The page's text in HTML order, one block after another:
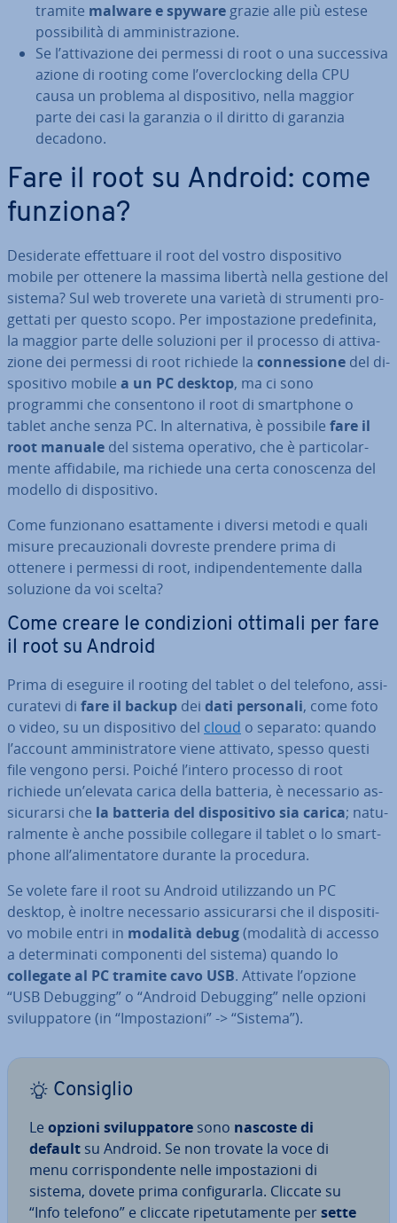
tramite malware e spyware grazie alle più estese
pos­si­bi­li­tà di am­mi­ni­stra­zio­ne.
Se l’at­ti­va­zio­ne dei permessi di root o una suc­ces­si­va
azione di rooting come l’over­cloc­king della CPU
causa un problema al di­spo­si­ti­vo, nella maggior
parte dei casi la garanzia o il diritto di garanzia
decadono.
Fare il root su Android: come
funziona?
De­si­de­ra­te ef­fet­tua­re il root del vostro di­spo­si­ti­vo
mobile per ottenere la massima libertà nella gestione del
sistema? Sul web troverete una varietà di strumenti pro­
get­ta­ti per questo scopo. Per im­po­sta­zio­ne pre­de­fi­ni­ta,
la maggior parte delle soluzioni per il processo di at­ti­va­
zio­ne dei permessi di root richiede la con­nes­sio­ne del di­
spo­si­ti­vo mobile a un PC desktop, ma ci sono
programmi che con­sen­to­no il root di smart­pho­ne o
tablet anche senza PC. In al­ter­na­ti­va, è possibile fare il
root manuale del sistema operativo, che è par­ti­co­lar­
men­te af­fi­da­bi­le, ma richiede una certa co­no­scen­za del
modello di di­spo­si­ti­vo.
Come fun­zio­na­no esat­ta­men­te i diversi metodi e quali
misure pre­cau­zio­na­li dovreste prendere prima di
ottenere i permessi di root, in­di­pen­den­te­men­te dalla
soluzione da voi scelta?
Come creare le con­di­zio­ni ottimali per fare
il root su Android
Prima di eseguire il rooting del tablet o del telefono, as­si­
cu­ra­te­vi di fare il backup dei dati personali, come foto
o video, su un di­spo­si­ti­vo del cloud o separato: quando
l’account am­mi­ni­stra­to­re viene attivato, spesso questi
file vengono persi. Poiché l’intero processo di root
richiede un’elevata carica della batteria, è ne­ces­sa­rio as­
si­cu­rar­si che la batteria del di­spo­si­ti­vo sia carica; na­tu­
ral­men­te è anche possibile collegare il tablet o lo smart­
pho­ne all’ali­men­ta­to­re durante la procedura.
Se volete fare il root su Android uti­liz­zan­do un PC
desktop, è inoltre ne­ces­sa­rio as­si­cu­rar­si che il di­spo­si­ti­
vo mobile entri in modalità debug(modalità di accesso
a de­ter­mi­na­ti com­po­nen­ti del sistema) quando lo
collegate al PC tramite cavo USB. Attivate l’opzione
“USB Debugging” o “Android Debugging” nelle opzioni
svi­lup­pa­to­re (in “Im­po­sta­zio­ni” -> “Sistema”).
Consiglio
Le opzioni svi­lup­pa­to­re sono nascoste di
default su Android. Se non trovate la voce di
menu cor­ri­spon­den­te nelle im­po­sta­zio­ni di
sistema, dovete prima con­fi­gu­rar­la. Cliccate su
“Info telefono” e cliccate ri­pe­tu­ta­men­te persette